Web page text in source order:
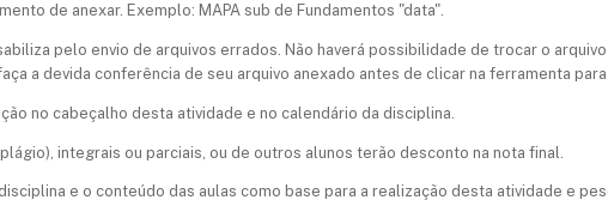
de anexar. Exemplo: MAPA sub de Fundamentos "data".
pelo envio de arquivos errados. Não haverá possibilidade de trocar o
a devida conferência de seu arquivo anexado antes de clicar na ferramenta para
no cabeçalho desta atividade e no calendário da disciplina.
integrais ou parciais, ou de outros alunos terão desconto na nota final.​
e o conteúdo das aulas como base para a realização desta atividade e